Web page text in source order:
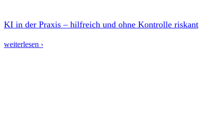
KI in der Praxis – hilfreich und ohne Kontrolle riskant
weiterlesen ›